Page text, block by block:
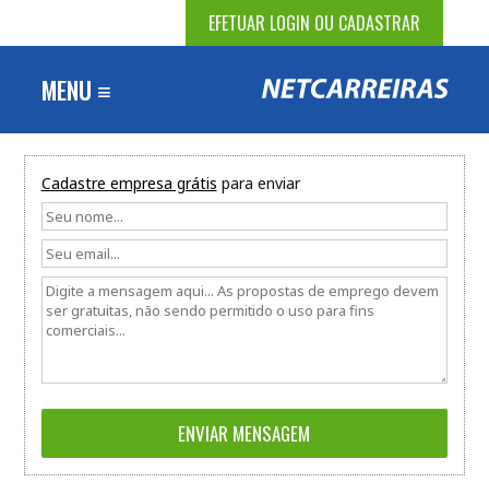
EFETUAR LOGIN OU CADASTRAR
MENU ≡
Cadastre empresa grátis para enviar